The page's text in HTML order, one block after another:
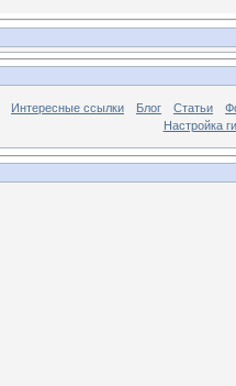
Интересные ссылки Блог Статьи
Настройка